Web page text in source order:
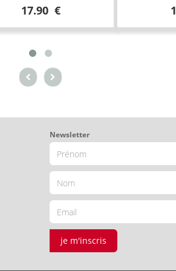
17.90 €
Newsletter
je m'inscris